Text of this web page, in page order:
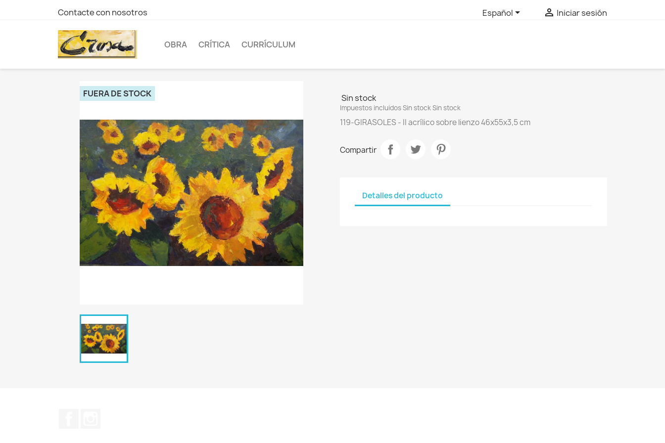
Contacte con nosotros Español  Iniciar sesión
OBRA CRÍTICA CURRÍCULUM
FUERA DE STOCK Sin stock
Impuestos incluidosSin stockSin stock
119-GIRASOLES - II acrílico sobre lienzo 46x55x3,5 cm
Compartir
Detalles del producto